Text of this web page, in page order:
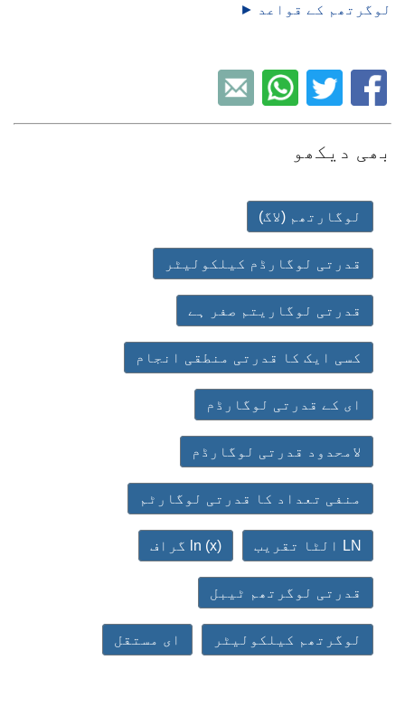
لوگرتھم کے قواعد ►
بھی دیکھو
لوگارتھم (لاگ)
قدرتی لوگارڈم کیلکولیٹر
قدرتی لوگاریتم صفر ہے
کسی ایک کا قدرتی منطقی انجام
ای کے قدرتی لوگارڈم
لامحدود قدرتی لوگارڈم
منفی تعداد کا قدرتی لوگارٹم
LN الٹا تقریب ln (x) گراف
قدرتی لوگرتھم ٹیبل
لوگرتھم کیلکولیٹر ای مستقل